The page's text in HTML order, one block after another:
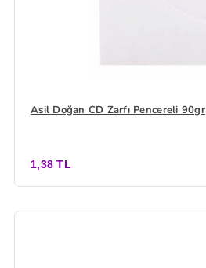
Asil Doğan CD Zarfı Pencereli 90gr
1,38 TL